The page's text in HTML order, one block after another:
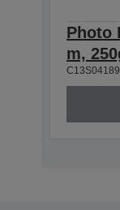
Photo
m,